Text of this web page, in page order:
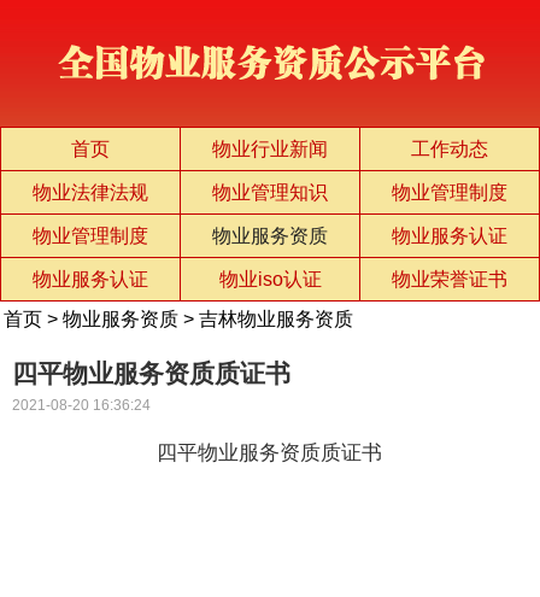
首页 物业行业新闻 工作动态
物业法律法规 物业管理知识 物业管理制度
物业管理制度 物业服务资质 物业服务认证
物业服务认证 物业iso认证
物业荣誉证书
首页 > 物业服务资质 > 吉林物业服务资质
四平物业服务资质质证书
2021-08-20 16:36:24
四平物业服务资质质证书